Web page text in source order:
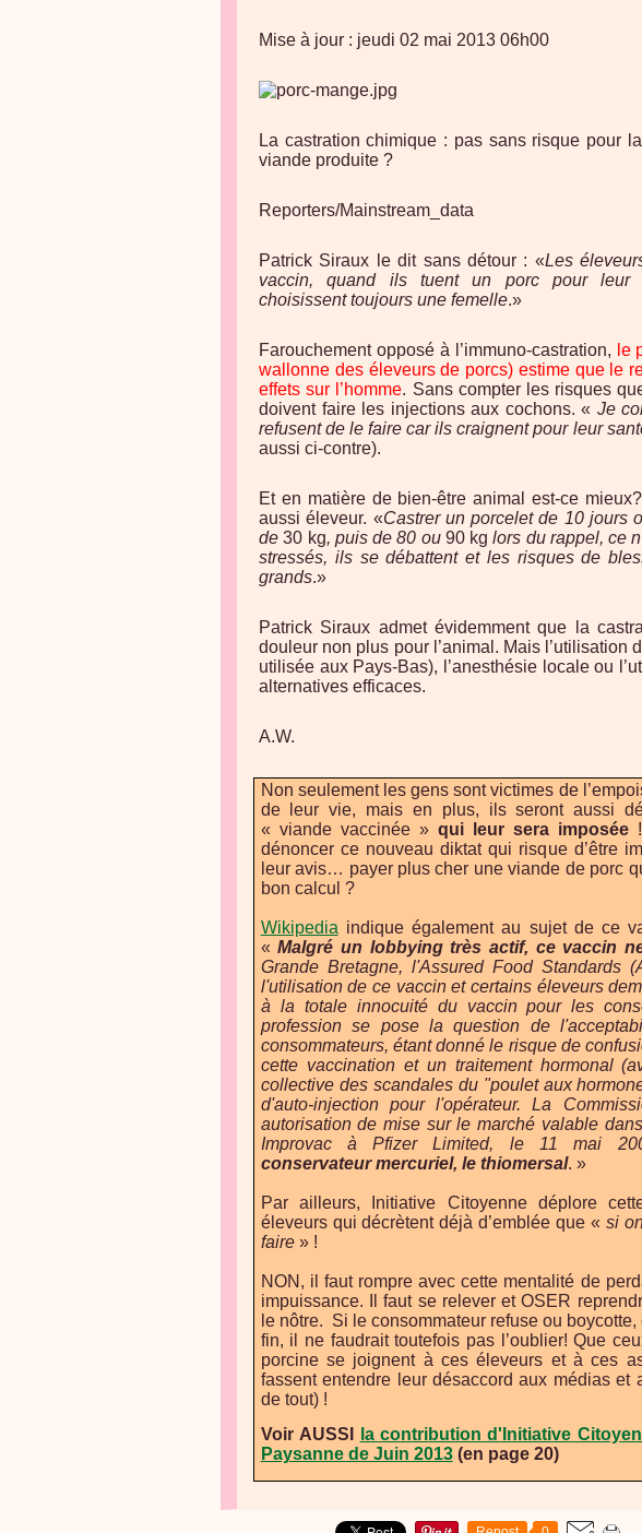
Mise à jour : jeudi 02 mai 2013 06h00
La castration chimique : pas sans risque pour
viande produite ?
Reporters/Mainstream_data
Patrick Siraux le dit sans détour : «Les
vaccin, quand ils tuent un porc pour leur
choisissent toujours une femelle.»
Farouchement opposé à l’immuno-castration, le
wallonne des éleveurs de porcs) estime que le
effets sur l’homme. Sans compter les risques
doivent faire les injections aux cochons. « Je
refusent de le faire car ils craignent pour leur
aussi ci-contre).
Et en matière de bien-être animal est-ce
aussi éleveur. «Castrer un porcelet de 10 jours
de 30 kg, puis de 80 ou90 kglors du rappel, ce
stressés, ils se débattent et les risques de
grands.»
Patrick Siraux admet évidemment que la
douleur non plus pour l’animal. Mais l’utilisation
utilisée aux Pays-Bas), l’anesthésie locale ou
alternatives efficaces.
A.W.
Non seulement les gens sont victimes de
de leur vie, mais en plus, ils seront aussi
« viande vaccinée » qui leur sera imposée
dénoncer ce nouveau diktat qui risque d’être
leur avis… payer plus cher une viande de porc
bon calcul ?
Wikipedia indique également au sujet de ce
«Malgré un lobbying très actif, ce vaccin
Grande Bretagne, l'Assured Food Standards
l'utilisation de ce vaccin et certains éleveurs
à la totale innocuité du vaccin pour les
profession se pose la question de
consommateurs, étant donné le risque de
cette vaccination et un traitement hormonal
collective des scandales du "poulet aux
d'auto-injection pour l'opérateur. La
autorisation de mise sur le marché valable
Improvac à Pfizer Limited, le 11 mai
conservateur mercuriel, le thiomersal. »
Par ailleurs, Initiative Citoyenne déplore
éleveurs qui décrètent déjà d’emblée que « si
faire » !
NON, il faut rompre avec cette mentalité de
impuissance. Il faut se relever et OSER
le nôtre. Si le consommateur refuse ou
fin, il ne faudrait toutefois pas l’oublier! Que
porcine se joignent à ces éleveurs et à ces
fassent entendre leur désaccord aux médias et
de tout) !
Voir AUSSI
la contribution d'Initiative
Paysanne de Juin 2013(en page 20)